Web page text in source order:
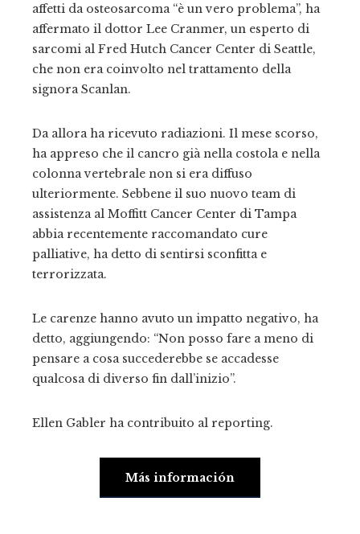
affetti da osteosarcoma “è un vero problema”, ha
affermato il dottor Lee Cranmer, un esperto di
sarcomi al Fred Hutch Cancer Center di Seattle,
che non era coinvolto nel trattamento della
signora Scanlan.
Da allora ha ricevuto radiazioni. Il mese scorso,
ha appreso che il cancro già nella costola e nella
colonna vertebrale non si era diffuso
ulteriormente. Sebbene il suo nuovo team di
assistenza al Moffitt Cancer Center di Tampa
abbia recentemente raccomandato cure
palliative, ha detto di sentirsi sconfitta e
terrorizzata.
Le carenze hanno avuto un impatto negativo, ha
detto, aggiungendo: “Non posso fare a meno di
pensare a cosa succederebbe se accadesse
qualcosa di diverso fin dall’inizio”.
Ellen Gabler ha contribuito al reporting.
Más información